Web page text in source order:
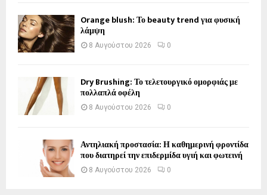
Orange blush: Το beauty trend για φυσική
λάμψη
8 Αυγούστου 2026 0
Dry Brushing: Το τελετουργικό ομορφιάς με
πολλαπλά οφέλη
8 Αυγούστου 2026 0
Αντηλιακή προστασία: Η καθημερινή φροντίδα
που διατηρεί την επιδερμίδα υγιή και φωτεινή
8 Αυγούστου 2026 0